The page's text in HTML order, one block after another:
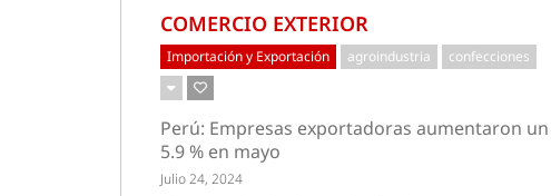
COMERCIO EXTERIOR
Importación y Exportación agroindustria confecciones
Perú: Empresas exportadoras aumentaron un
5.9 % en mayo
Julio 24, 2024